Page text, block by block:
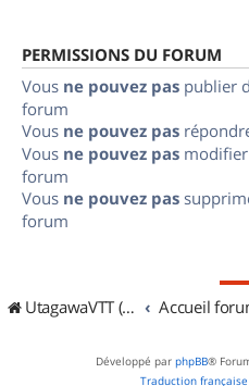
PERMISSIONS DU FORUM
Vous ne pouvez pas publier
forum
Vous ne pouvez pas
Vous ne pouvez pas modifier
forum
Vous ne pouvez pas
forum
UtagawaVTT (Randos VTT et VTTAE avec traces GPS) Accueil
Développé par phpBB®
Traduction